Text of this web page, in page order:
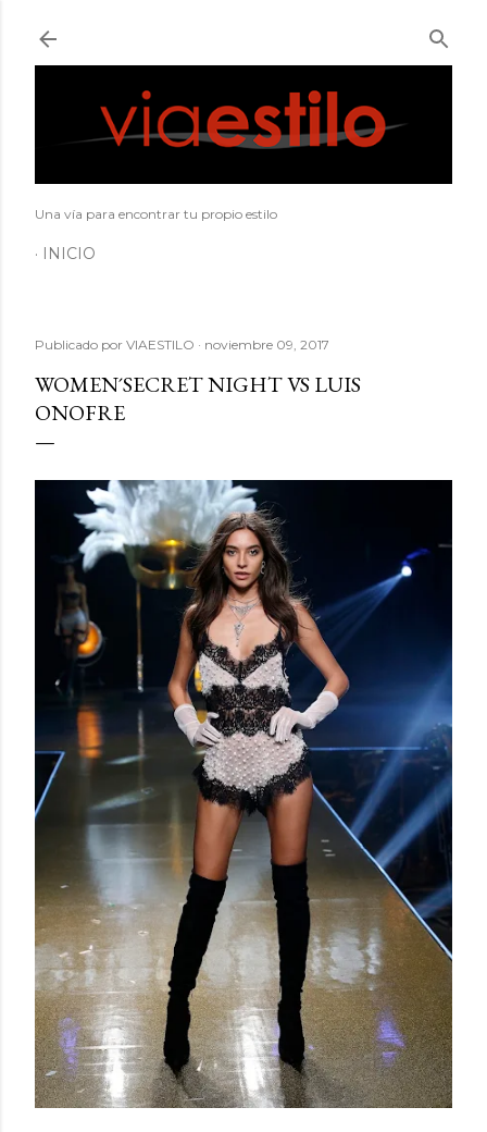
Una vía para encontrar tu propio estilo
INICIO
Publicado por VIAESTILO noviembre 09, 2017
WOMEN´SECRET NIGHT VS LUIS
ONOFRE